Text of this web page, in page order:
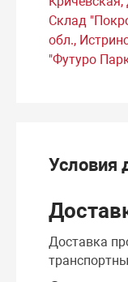
Склад
обл.,
"Футуро
Условия
Доставка